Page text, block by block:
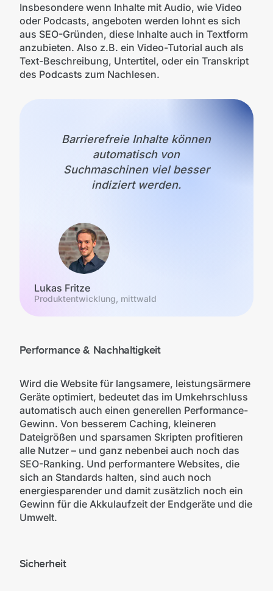
Insbesondere wenn Inhalte mit Audio, wie Video
oder Podcasts, angeboten werden lohnt es sich
aus SEO-Gründen, diese Inhalte auch in Textform
anzubieten. Also z.B. ein Video-Tutorial auch als
Text-Beschreibung, Untertitel, oder ein Transkript
des Podcasts zum Nachlesen.
Barrierefreie Inhalte können
automatisch von
Suchmaschinen viel besser
indiziert werden.
Lukas Fritze
Produktentwicklung, mittwald
Performance & Nachhaltigkeit
Wird die Website für langsamere, leistungsärmere
Geräte optimiert, bedeutet das im Umkehrschluss
automatisch auch einen generellen Performance-
Gewinn. Von besserem Caching, kleineren
Dateigrößen und sparsamen Skripten profitieren
alle Nutzer – und ganz nebenbei auch noch das
SEO-Ranking. Und performantere Websites, die
sich an Standards halten, sind auch noch
energiesparender und damit zusätzlich noch ein
Gewinn für die Akkulaufzeit der Endgeräte und die
Umwelt.
Sicherheit